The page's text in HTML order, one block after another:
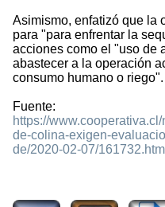
Asimismo, enfatizó que la
para "para enfrentar la
acciones como el "uso de
abastecer a la operación
consumo humano o riego".
Fuente:
https://
de-colina-exigen-
de/2020-02-07/161732.html